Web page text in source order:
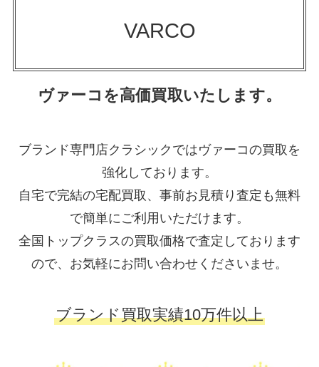
VARCO
ヴァーコを高価買取いたします。
ブランド専門店クラシックではヴァーコの買取を
強化しております。
自宅で完結の宅配買取、事前お見積り査定も無料
で簡単にご利用いただけます。
全国トップクラスの買取価格で査定しております
ので、お気軽にお問い合わせくださいませ。
ブランド買取実績10万件以上